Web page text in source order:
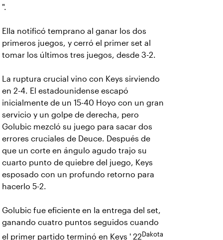
".
Ella notificó temprano al ganar los dos
primeros juegos, y cerró el primer set al
tomar los últimos tres juegos, desde 3-2.
La ruptura crucial vino con Keys sirviendo
en 2-4. El estadounidense escapó
inicialmente de un 15-40 Hoyo con un gran
servicio y un golpe de derecha, pero
Golubic mezcló su juego para sacar dos
errores cruciales de Deuce. Después de
que un corte en ángulo agudo trajo su
cuarto punto de quiebre del juego, Keys
esposado con un profundo retorno para
hacerlo 5-2.
Golubic fue eficiente en la entrega del set,
ganando cuatro puntos seguidos cuando
el primer partido terminó en Keys ' 22 Dakota